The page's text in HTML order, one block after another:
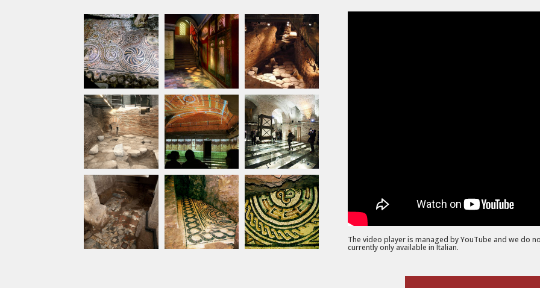
The video player is managed by YouTube and we do
currently only available in Italian.